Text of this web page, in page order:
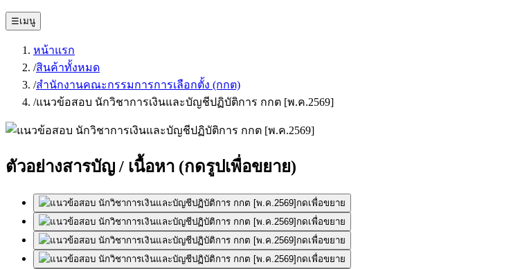
☰เมนู
หน้าแรก
/สินค้าทั้งหมด
/สำนักงานคณะกรรมการการเลือกตั้ง (กกต)
/แนวข้อสอบ นักวิชาการเงินและบัญชีปฏิบัติการ กกต [พ.ค.2569]
ตัวอย่างสารบัญ / เนื้อหา (กดรูปเพื่อขยาย)
กดเพื่อขยาย
กดเพื่อขยาย
กดเพื่อขยาย
กดเพื่อขยาย